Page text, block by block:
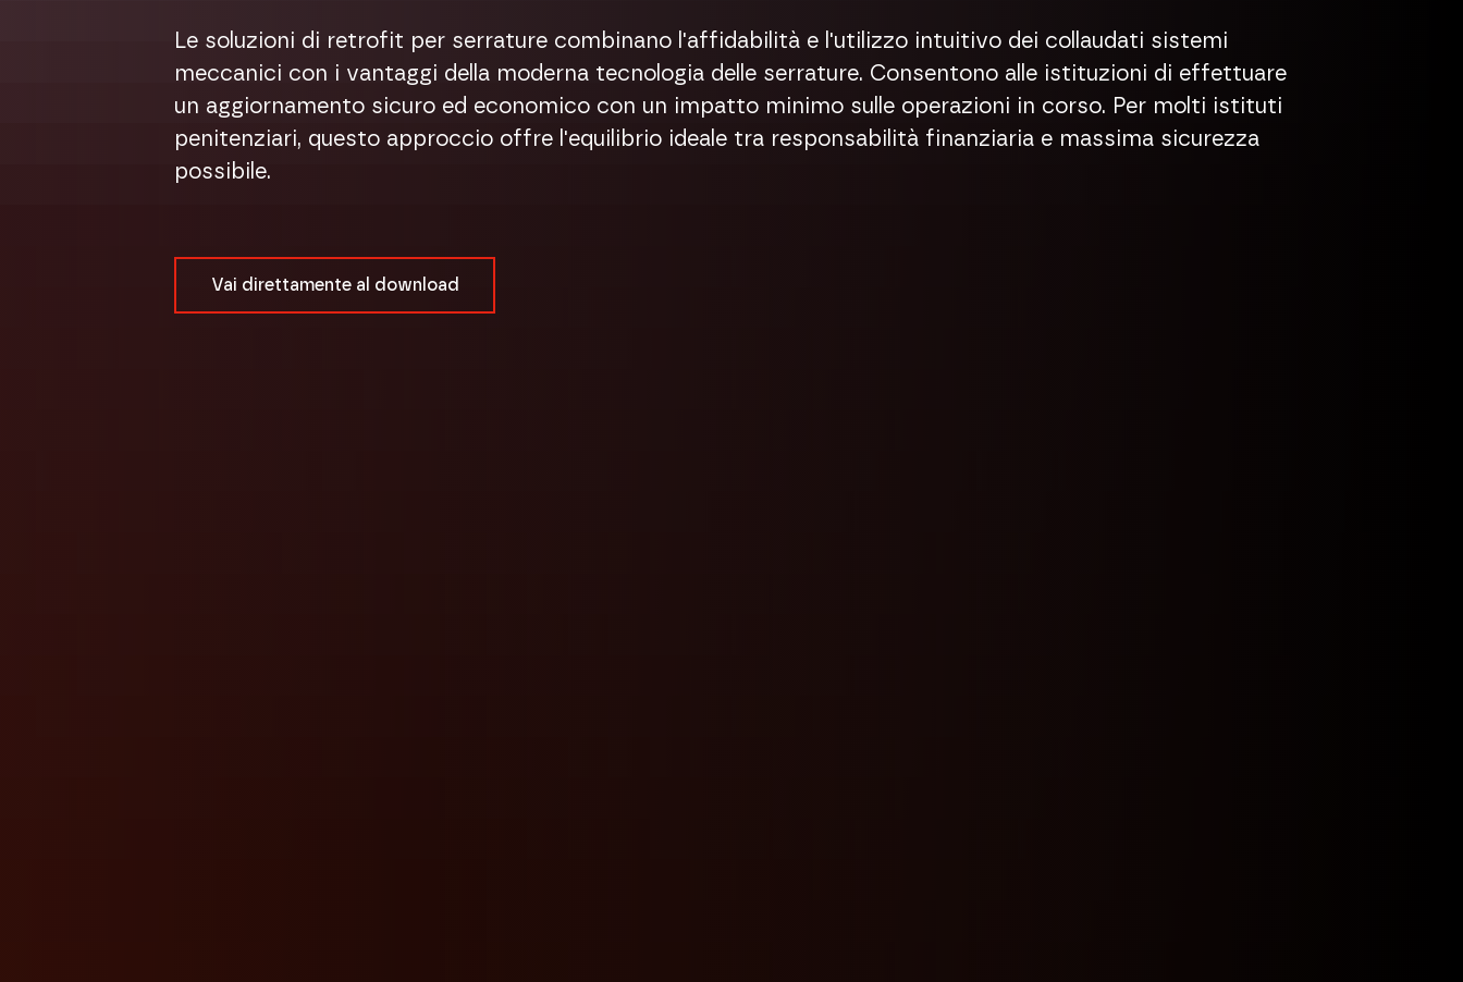
Le soluzioni di retrofit per serrature combinano l'affidabilità e l'utilizzo intuitivo dei collaudati sistemi
meccanici con i vantaggi della moderna tecnologia delle serrature. Consentono alle istituzioni di effettuare
un aggiornamento sicuro ed economico con un impatto minimo sulle operazioni in corso. Per molti istituti
penitenziari, questo approccio offre l'equilibrio ideale tra responsabilità finanziaria e massima sicurezza
possibile.
Vai direttamente al download